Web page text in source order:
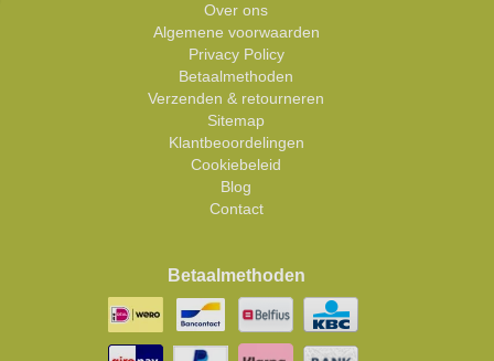
Over ons
Algemene voorwaarden
Privacy Policy
Betaalmethoden
Verzenden & retourneren
Sitemap
Klantbeoordelingen
Cookiebeleid
Blog
Contact
Betaalmethoden